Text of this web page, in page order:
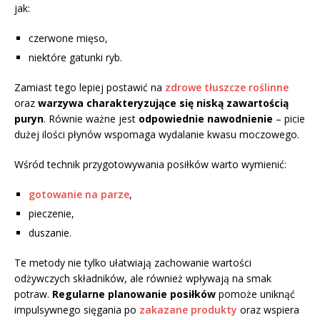
jak:
czerwone mięso,
niektóre gatunki ryb.
Zamiast tego lepiej postawić na zdrowe tłuszcze roślinne
oraz warzywa charakteryzujące się niską zawartością
puryn. Równie ważne jest odpowiednie nawodnienie – picie
dużej ilości płynów wspomaga wydalanie kwasu moczowego.
Wśród technik przygotowywania posiłków warto wymienić:
gotowanie na parze,
pieczenie,
duszanie.
Te metody nie tylko ułatwiają zachowanie wartości
odżywczych składników, ale również wpływają na smak
potraw. Regularne planowanie posiłków pomoże uniknąć
impulsywnego sięgania po zakazane produkty oraz wspiera